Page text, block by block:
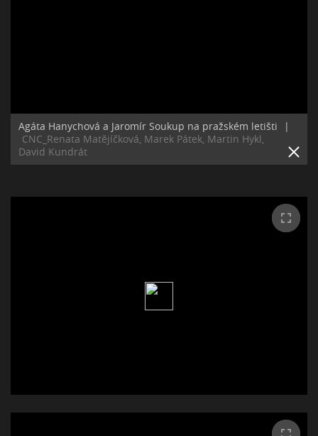
Agáta Hanychová a Jaromír Soukup na pražském letišti
|
CNC_Renata Matějíčková, Marek Pátek, Martin Hykl,
David Kundrát